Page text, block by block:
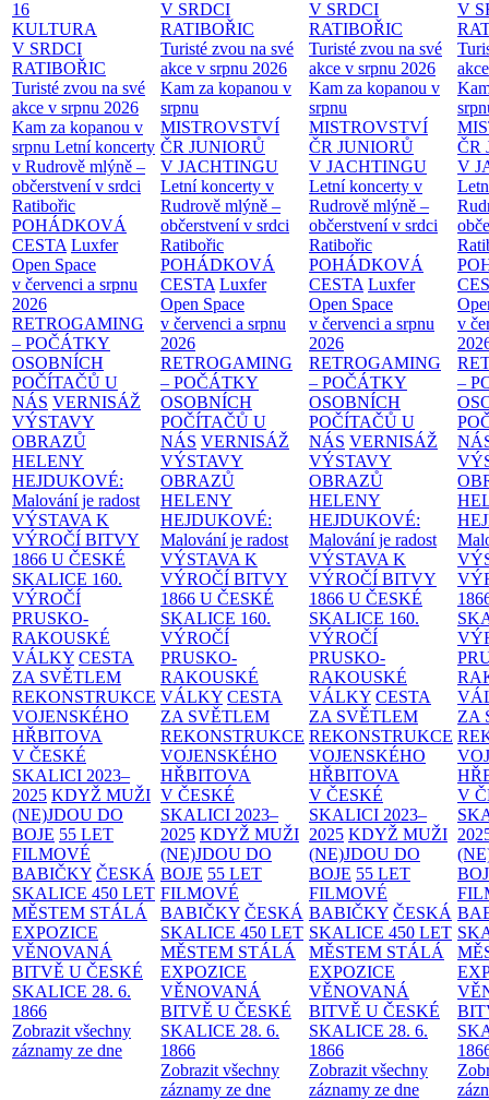
16
KULTURA
V SRDCI
RATIBOŘIC
Turisté zvou na své
akce v srpnu 2026
Kam za kopanou v
srpnu Letní koncerty
v Rudrově mlýně –
občerstvení v srdci
Ratibořic
POHÁDKOVÁ
CESTA Luxfer
Open Space
v červenci a srpnu
2026
RETROGAMING
– POČÁTKY
OSOBNÍCH
POČÍTAČŮ U
NÁS VERNISÁŽ
VÝSTAVY
OBRAZŮ
HELENY
HEJDUKOVÉ:
Malování je radost
VÝSTAVA K
VÝROČÍ BITVY
1866 U ČESKÉ
SKALICE 160.
VÝROČÍ
PRUSKO-
RAKOUSKÉ
VÁLKY CESTA
ZA SVĚTLEM
REKONSTRUKCE
VOJENSKÉHO
HŘBITOVA
V ČESKÉ
SKALICI 2023–
2025 KDYŽ MUŽI
(NE)JDOU DO
BOJE 55 LET
FILMOVÉ
BABIČKY ČESKÁ
SKALICE 450 LET
MĚSTEM STÁLÁ
EXPOZICE
VĚNOVANÁ
BITVĚ U ČESKÉ
SKALICE 28. 6.
1866
Zobrazit všechny
záznamy ze dne
V SRDCI
RATIBOŘIC
Turisté zvou na své
akce v srpnu 2026
Kam za kopanou v
srpnu
MISTROVSTVÍ
ČR JUNIORŮ
V JACHTINGU
Letní koncerty v
Rudrově mlýně –
občerstvení v srdci
Ratibořic
POHÁDKOVÁ
CESTA Luxfer
Open Space
v červenci a srpnu
2026
RETROGAMING
– POČÁTKY
OSOBNÍCH
POČÍTAČŮ U
NÁS VERNISÁŽ
VÝSTAVY
OBRAZŮ
HELENY
HEJDUKOVÉ:
Malování je radost
VÝSTAVA K
VÝROČÍ BITVY
1866 U ČESKÉ
SKALICE 160.
VÝROČÍ
PRUSKO-
RAKOUSKÉ
VÁLKY CESTA
ZA SVĚTLEM
REKONSTRUKCE
VOJENSKÉHO
HŘBITOVA
V ČESKÉ
SKALICI 2023–
2025 KDYŽ MUŽI
(NE)JDOU DO
BOJE 55 LET
FILMOVÉ
BABIČKY ČESKÁ
SKALICE 450 LET
MĚSTEM STÁLÁ
EXPOZICE
VĚNOVANÁ
BITVĚ U ČESKÉ
SKALICE 28. 6.
1866
Zobrazit všechny
záznamy ze dne
V SRDCI
RATIBOŘIC
Turisté zvou na své
akce v srpnu 2026
Kam za kopanou v
srpnu
MISTROVSTVÍ
ČR JUNIORŮ
V JACHTINGU
Letní koncerty v
Rudrově mlýně –
občerstvení v srdci
Ratibořic
POHÁDKOVÁ
CESTA Luxfer
Open Space
v červenci a srpnu
2026
RETROGAMING
– POČÁTKY
OSOBNÍCH
POČÍTAČŮ U
NÁS VERNISÁŽ
VÝSTAVY
OBRAZŮ
HELENY
HEJDUKOVÉ:
Malování je radost
VÝSTAVA K
VÝROČÍ BITVY
1866 U ČESKÉ
SKALICE 160.
VÝROČÍ
PRUSKO-
RAKOUSKÉ
VÁLKY CESTA
ZA SVĚTLEM
REKONSTRUKCE
VOJENSKÉHO
HŘBITOVA
V ČESKÉ
SKALICI 2023–
2025 KDYŽ MUŽI
(NE)JDOU DO
BOJE 55 LET
FILMOVÉ
BABIČKY ČESKÁ
SKALICE 450 LET
MĚSTEM STÁLÁ
EXPOZICE
VĚNOVANÁ
BITVĚ U ČESKÉ
SKALICE 28. 6.
1866
Zobrazit všechny
záznamy ze dne
V
ČR
V
v
–
ZA
V